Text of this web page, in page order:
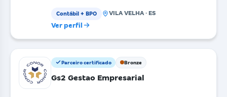
Contábil + BPO VILA VELHA · ES
Ver perfil
Parceiro certificado Bronze
Gs2 Gestao Empresarial